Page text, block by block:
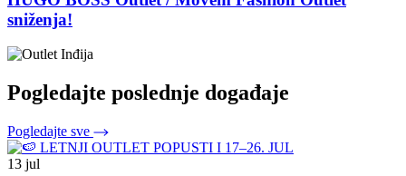
sniženja!
Pogledajte poslednje događaje
Pogledajte sve
13 jul